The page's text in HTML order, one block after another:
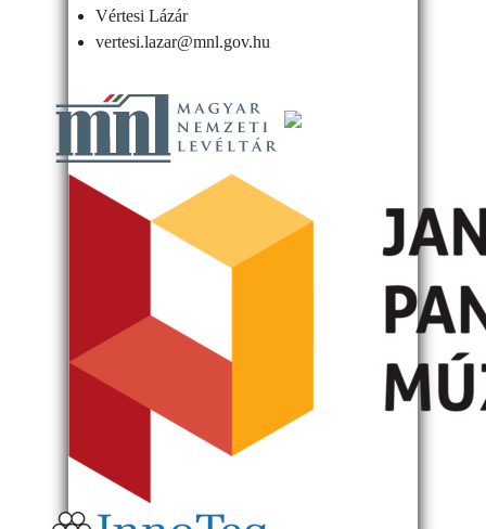
Vértesi Lázár
vertesi.lazar@mnl.gov.hu